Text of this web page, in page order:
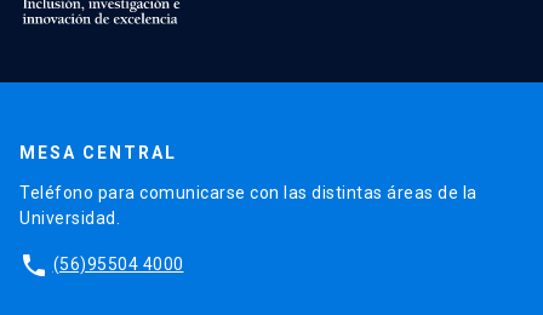
MESA CENTRAL
Teléfono para comunicarse con las distintas áreas de la
Universidad.
phone (56)95504 4000